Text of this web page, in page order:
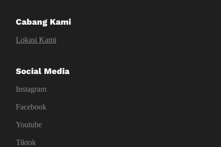
Cabang Kami
Lokasi Kami
Social Media
Instagram
Facebook
Youtube
Tiktok